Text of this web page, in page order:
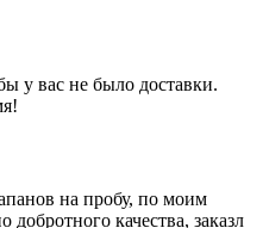
у вас не было доставки.
на пробу, по моим
качества, заказл